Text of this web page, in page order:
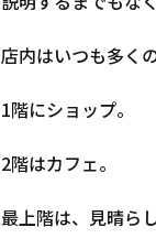
店内はいつも多く
1階にショップ。
2階はカフェ。
最上階は、見晴ら